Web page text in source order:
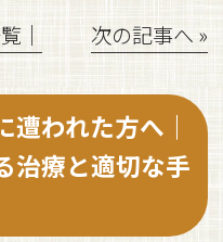
│ 次の記事へ »
遭われた方へ｜
治療と適切な手